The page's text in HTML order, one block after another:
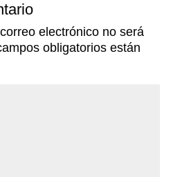
electrónico no será
obligatorios están